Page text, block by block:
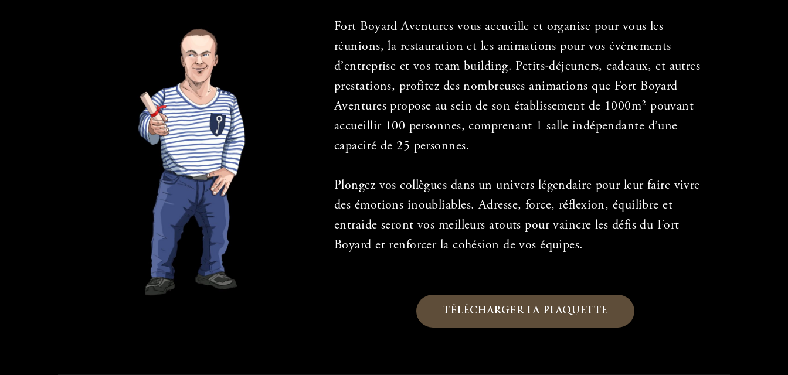
Fort Boyard Aventures vous accueille et organise pour vous les
réunions, la restauration et les animations pour vos évènements
d’entreprise et vos team building. Petits-déjeuners, cadeaux, et autres
prestations, profitez des nombreuses animations que Fort Boyard
Aventures propose au sein de son établissement de 1000m² pouvant
accueillir 100 personnes, comprenant 1 salle indépendante d’une
capacité de 25 personnes.
Plongez vos collègues dans un univers légendaire pour leur faire vivre
des émotions inoubliables. Adresse, force, réflexion, équilibre et
entraide seront vos meilleurs atouts pour vaincre les défis du Fort
Boyard et renforcer la cohésion de vos équipes.
TÉLÉCHARGER LA PLAQUETTE